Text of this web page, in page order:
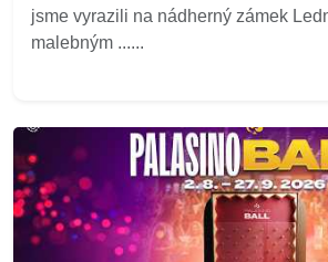
jsme vyrazili na nádherný zámek
malebným ......